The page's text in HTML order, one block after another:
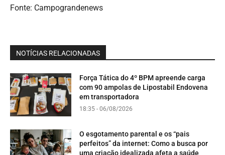
Fonte: Campograndenews
NOTÍCIAS RELACIONADAS
Força Tática do 4º BPM apreende carga
com 90 ampolas de Lipostabil Endovena
em transportadora
18:35 - 06/08/2026
O esgotamento parental e os “pais
perfeitos” da internet: Como a busca por
uma criação idealizada afeta a saúde